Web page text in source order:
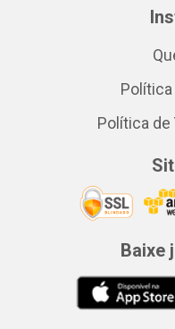
Política de
Baixe